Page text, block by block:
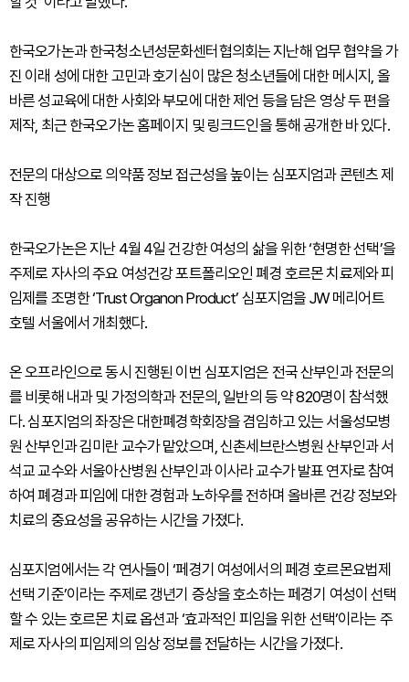
한국오가논과 한국청소년성문화센터협의회는 지난해 업무 협약을 가
진 이래 성에 대한 고민과 호기심이 많은 청소년들에 대한 메시지, 올
바른 성교육에 대한 사회와 부모에 대한 제언 등을 담은 영상 두 편을
제작, 최근 한국오가논 홈페이지 및 링크드인을 통해 공개한 바 있다.
전문의 대상으로 의약품 정보 접근성을 높이는 심포지엄과 콘텐츠 제
작 진행
한국오가논은 지난 4월 4일 건강한 여성의 삶을 위한 ‘현명한 선택’을
주제로 자사의 주요 여성건강 포트폴리오인 폐경 호르몬 치료제와 피
임제를 조명한 ‘Trust Organon Product’ 심포지엄을 JW 메리어트
호텔 서울에서 개최했다.
온 오프라인으로 동시 진행된 이번 심포지엄은 전국 산부인과 전문의
를 비롯해 내과 및 가정의학과 전문의, 일반의 등 약 820명이 참석했
다. 심포지엄의 좌장은 대한폐경학회장을 겸임하고 있는 서울성모병
원 산부인과 김미란 교수가 맡았으며, 신촌세브란스병원 산부인과 서
석교 교수와 서울아산병원 산부인과 이사라 교수가 발표 연자로 참여
하여 폐경과 피임에 대한 경험과 노하우를 전하며 올바른 건강 정보와
치료의 중요성을 공유하는 시간을 가졌다.
심포지엄에서는 각 연사들이 ‘페경기 여성에서의 페경 호르몬요법제
선택 기준’이라는 주제로 갱년기 증상을 호소하는 페경기 여성이 선택
할 수 있는 호르몬 치료 옵션과 ‘효과적인 피임을 위한 선택’이라는 주
제로 자사의 피임제의 임상 정보를 전달하는 시간을 가졌다.